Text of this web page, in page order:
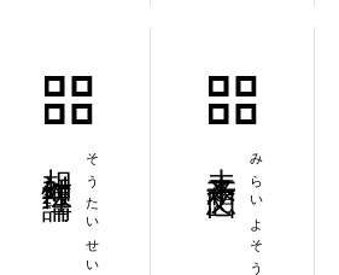
みらいよそうず